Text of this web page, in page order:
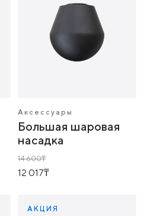
Аксессуары
Большая шаровая
насадка
14 600
12 017
АКЦИЯ